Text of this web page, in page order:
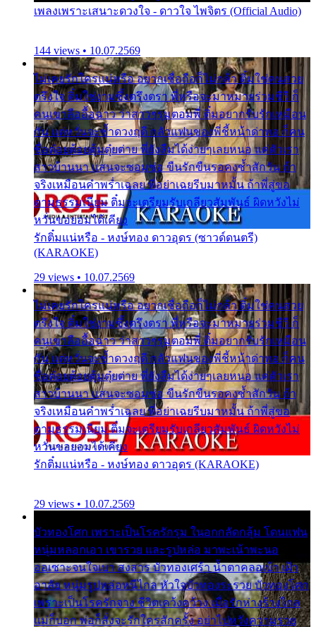
เพลงเพราะเสนาะดวงใจ - ดาวใจ ไพจิตร (Official Audio)
144 views • 10.07.2569
ไม่เคยรักใครแน่หรือ อยากเชื่อถือก็ไม่กล้า ติ๋มใช่คนสวย
ตรึงใจ ติ๋มใช่งามซึ้งตรึงตรา พี่หรือจะมาหมายร่วมชีวี ก็
คนเขาลืออื้อฉาว ว่าสาวๆรุมตอมพี่ ติ๋มอยากรับรักเหมือน
กัน แต่หวั่นจะช้ำดวงฤดี กลัวแฟนของพี่ชี้หน้าด่าทอ ก็คน
ชื่อต๋อยต้อยตุ้มตุ๋ยต่าย พี่ยังลืมได้ง่ายๆเลยหนอ แค่ตัวเรา
สาวบ้านนา แสนจะซอมซ่อ ขืนรักขืนรอคงช้ำสักวัน ถ้า
จริงเหมือนคำพร่ำเฉลย พี่อย่าเฉยรีบมาหมั้น ถ้าพี่สู่ขอ
ตามธรรมเนียม ติ๋มจะเตรียมรับเกลียวสัมพันธ์ ผิดหวังไม่
หวั่นขอยอมได้เคียง
รักติ๋มแน่หรือ - หงษ์ทอง ดาวอุดร (ซาวด์ดนตรี)
(KARAOKE)
29 views • 10.07.2569
ไม่เคยรักใครแน่หรือ อยากเชื่อถือก็ไม่กล้า ติ๋มใช่คนสวย
ตรึงใจ ติ๋มใช่งามซึ้งตรึงตรา พี่หรือจะมาหมายร่วมชีวี ก็
คนเขาลืออื้อฉาว ว่าสาวๆรุมตอมพี่ ติ๋มอยากรับรักเหมือน
กัน แต่หวั่นจะช้ำดวงฤดี กลัวแฟนของพี่ชี้หน้าด่าทอ ก็คน
ชื่อต๋อยต้อยตุ้มตุ๋ยต่าย พี่ยังลืมได้ง่ายๆเลยหนอ แค่ตัวเรา
สาวบ้านนา แสนจะซอมซ่อ ขืนรักขืนรอคงช้ำสักวัน ถ้า
จริงเหมือนคำพร่ำเฉลย พี่อย่าเฉยรีบมาหมั้น ถ้าพี่สู่ขอ
ตามธรรมเนียม ติ๋มจะเตรียมรับเกลียวสัมพันธ์ ผิดหวังไม่
หวั่นขอยอมได้เคียง
รักติ๋มแน่หรือ - หงษ์ทอง ดาวอุดร (KARAOKE)
29 views • 10.07.2569
บัวทองโศก เพราะเป็นโรครักรุม ในอกกลัดกลุ้ม โดนแฟน
หนุ่มหลอกเอา เขารวย และรูปหล่อ มาพะเน้าพะนอ
ออเซาะจนใจเบา สงสาร บัวทองเศร้า น้ำตาคลอเบ้า เฝ้า
อาลัย หนุ่มรูปหล่อหนีไกล หัวใจบัวทองระรวย บัวทองโศก
เพราะเป็นโรครักจาง ชีวิตเคว้งคว้าง เมื่อรักห่างร้างไกล
แม่ก็บอก พ่อก็สั่งจะรักใครสักครั้ง อย่าไปหวังความรวย